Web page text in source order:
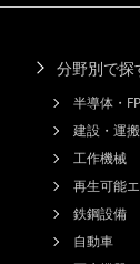
分野別で探
半導体・
建設・運
工作機械
再生可能
鉄鋼設備
自動車